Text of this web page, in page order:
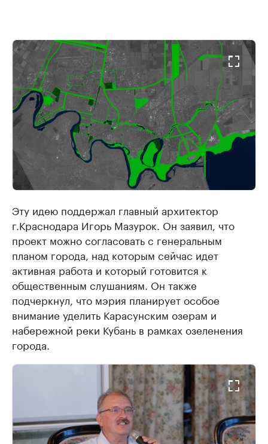
Эту идею поддержал главный архитектор
г.Краснодара Игорь Мазурок. Он заявил, что
проект можно согласовать с генеральным
планом города, над которым сейчас идет
активная работа и который готовится к
общественным слушаниям. Он также
подчеркнул, что мэрия планирует особое
внимание уделить Карасунским озерам и
набережной реки Кубань в рамках озеленения
города.